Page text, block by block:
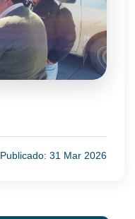
Publicado: 31 Mar 2026